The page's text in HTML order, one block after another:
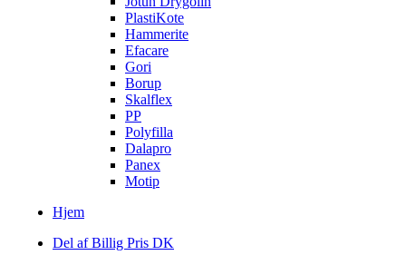
PlastiKote
Hammerite
Efacare
Gori
Borup
Skalflex
PP
Polyfilla
Dalapro
Panex
Motip
Hjem
Del af Billig Pris DK